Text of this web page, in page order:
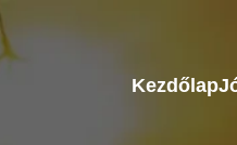
Kezdőlap